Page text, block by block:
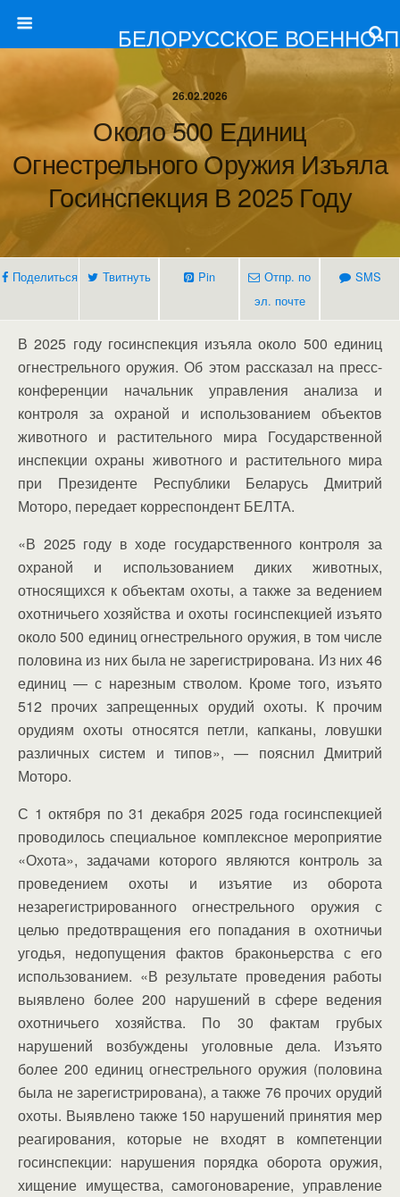
БЕЛОРУССКОЕ ВОЕННО-
26.02.2026
Около 500 Единиц
Огнестрельного Оружия Изъяла
Госинспекция В 2025 Году
Поделиться Твитнуть Pin
Отпр. по
эл. почте
SMS
В 2025 году госинспекция изъяла около 500 единиц
огнестрельного оружия. Об этом рассказал на пресс-
конференции начальник управления анализа и
контроля за охраной и использованием объектов
животного и растительного мира Государственной
инспекции охраны животного и растительного мира
при Президенте Республики Беларусь Дмитрий
Моторо, передает корреспондент БЕЛТА.
«В 2025 году в ходе государственного контроля за
охраной и использованием диких животных,
относящихся к объектам охоты, а также за ведением
охотничьего хозяйства и охоты госинспекцией изъято
около 500 единиц огнестрельного оружия, в том числе
половина из них была не зарегистрирована. Из них 46
единиц — с нарезным стволом. Кроме того, изъято
512 прочих запрещенных орудий охоты. К прочим
орудиям охоты относятся петли, капканы, ловушки
различных систем и типов», — пояснил Дмитрий
Моторо.
С 1 октября по 31 декабря 2025 года госинспекцией
проводилось специальное комплексное мероприятие
«Охота», задачами которого являются контроль за
проведением охоты и изъятие из оборота
незарегистрированного огнестрельного оружия с
целью предотвращения его попадания в охотничьи
угодья, недопущения фактов браконьерства с его
использованием. «В результате проведения работы
выявлено более 200 нарушений в сфере ведения
охотничьего хозяйства. По 30 фактам грубых
нарушений возбуждены уголовные дела. Изъято
более 200 единиц огнестрельного оружия (половина
была не зарегистрирована), а также 76 прочих орудий
охоты. Выявлено также 150 нарушений принятия мер
реагирования, которые не входят в компетенции
госинспекции: нарушения порядка оборота оружия,
хищение имущества, самогоноварение, управление